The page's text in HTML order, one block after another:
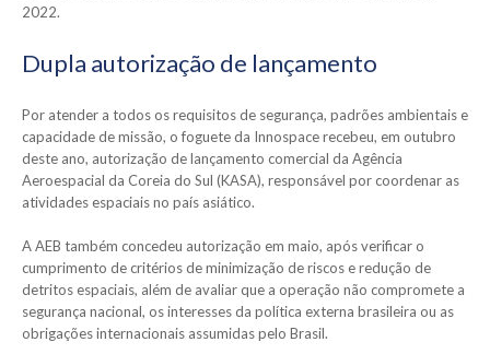
2022.
Dupla autorização de lançamento
Por atender a todos os requisitos de segurança, padrões ambientais e
capacidade de missão, o foguete da Innospace recebeu, em outubro
deste ano, autorização de lançamento comercial da Agência
Aeroespacial da Coreia do Sul (KASA), responsável por coordenar as
atividades espaciais no país asiático.
A AEB também concedeu autorização em maio, após verificar o
cumprimento de critérios de minimização de riscos e redução de
detritos espaciais, além de avaliar que a operação não compromete a
segurança nacional, os interesses da política externa brasileira ou as
obrigações internacionais assumidas pelo Brasil.